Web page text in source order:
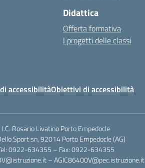
Didattica
Offerta formativa
I progetti delle classi
accessibilitàObiettivi di accessibilità
I.C. Rosario Livatino Porto Empedocle
Sport sn, 92014 Porto Empedocle (AG)
0922-634355 – Fax: 0922-634355
–AGIC86400V@pec.istruzione.it